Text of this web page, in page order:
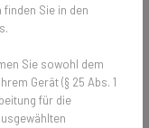
gefährliche
oft nur leichte
Tage bis einer Woche
Fieber geht mit
Fieber, Schüttelfrost
Sie in den
Sie sowohl dem
Gerät (§ 25 Abs. 1
für die